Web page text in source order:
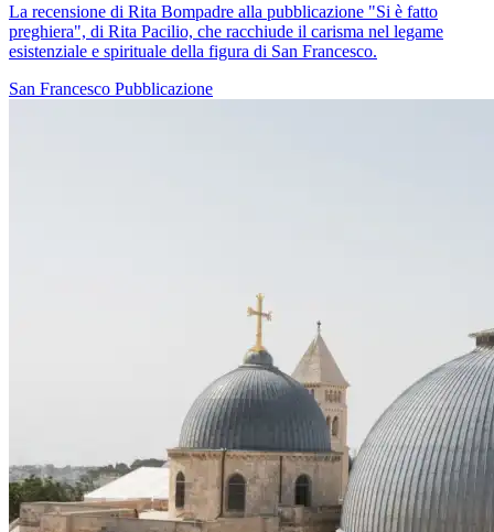
La recensione di Rita Bompadre alla pubblicazione "Si è fatto
preghiera", di Rita Pacilio, che racchiude il carisma nel legame
esistenziale e spirituale della figura di San Francesco.
San Francesco Pubblicazione